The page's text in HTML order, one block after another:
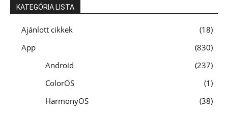
KATEGÓRIA LISTA
Ajánlott cikkek
18
App
830
Android
237
ColorOS
1
HarmonyOS
38